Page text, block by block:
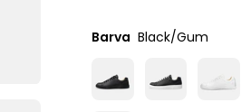
Barva Black/Gum